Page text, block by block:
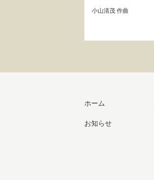
小山清茂 作曲
ホーム
お知らせ